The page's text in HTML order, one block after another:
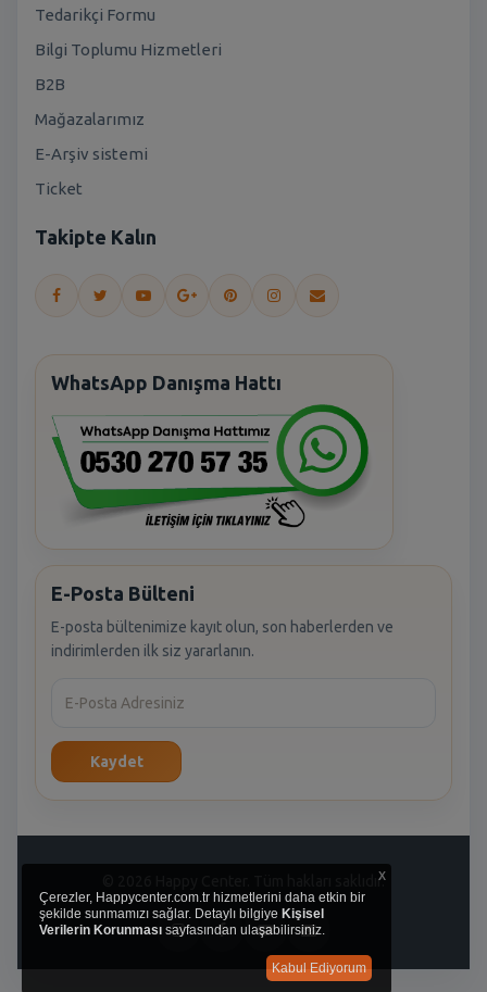
Tedarikçi Formu
Bilgi Toplumu Hizmetleri
B2B
Mağazalarımız
E-Arşiv sistemi
Ticket
Takipte Kalın
WhatsApp Danışma Hattı
E-Posta Bülteni
E-posta bültenimize kayıt olun, son haberlerden ve
indirimlerden ilk siz yararlanın.
Kaydet
© 2026 Happy Center. Tüm hakları saklıdır.
x
Çerezler, Happycenter.com.tr hizmetlerini daha etkin bir
şekilde sunmamızı sağlar. Detaylı bilgiye Kişisel
Verilerin Korunması sayfasından ulaşabilirsiniz.
Kabul Ediyorum